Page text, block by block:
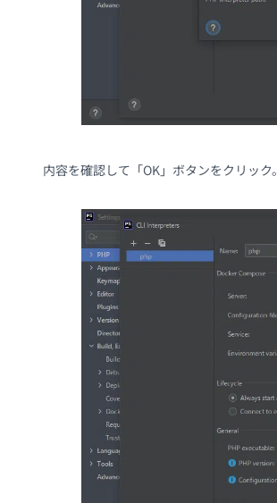
内容を確認して「OK」ボタンをクリック。